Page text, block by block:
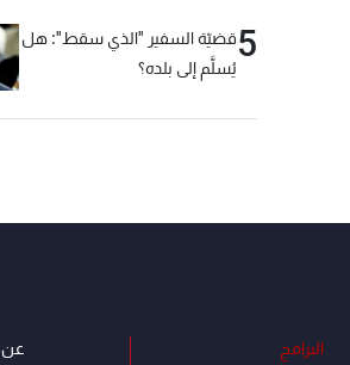
5قضيّة السفير "الذي سقط": هل
يُسلَّم إلى بلده؟
البرامج عن MTV